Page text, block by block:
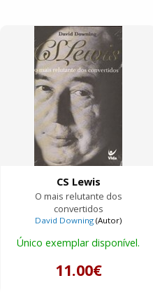
CS Lewis
O mais relutante dos
convertidos
David Downing (Autor)
Único exemplar disponível.
11.00€